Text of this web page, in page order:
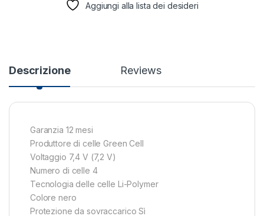
Aggiungi alla lista dei desideri
Descrizione Reviews
Garanzia 12 mesi
Produttore di celle Green Cell
Voltaggio 7,4 V (7,2 V)
Numero di celle 4
Tecnologia delle celle Li-Polymer
Colore nero
Protezione da sovraccarico Sì